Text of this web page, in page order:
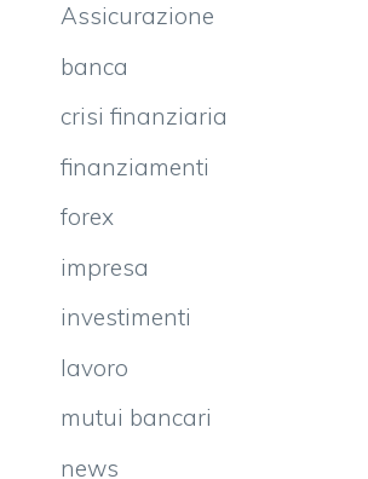
Assicurazione
banca
crisi finanziaria
finanziamenti
forex
impresa
investimenti
lavoro
mutui bancari
news